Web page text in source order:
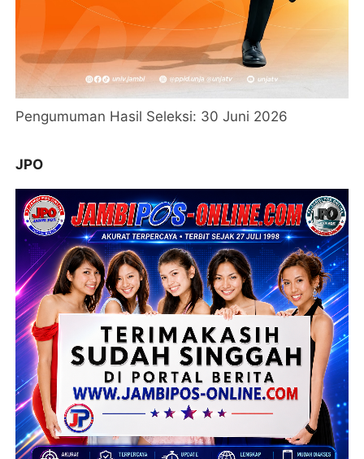
Pengumuman Hasil Seleksi: 30 Juni 2026
JPO